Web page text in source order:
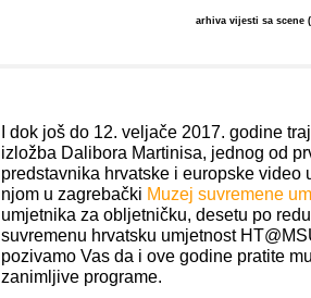
arhiva vijesti sa scene
I dok još do 12. veljače 2017. godine
izložba Dalibora Martinisa, jednog od
predstavnika hrvatske i europske video
njom u zagrebački Muzej suvremene
umjetnika za obljetničku, desetu po
suvremenu hrvatsku umjetnost
pozivamo Vas da i ove godine pratite
zanimljive programe.